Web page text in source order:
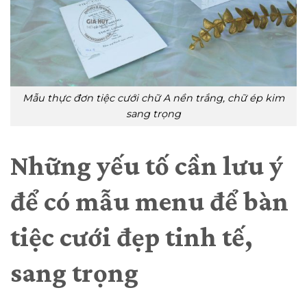
Mẫu thực đơn tiệc cưới chữ A nền trắng, chữ ép kim
sang trọng
Những yếu tố cần lưu ý
để có mẫu menu để bàn
tiệc cưới đẹp tinh tế,
sang trọng